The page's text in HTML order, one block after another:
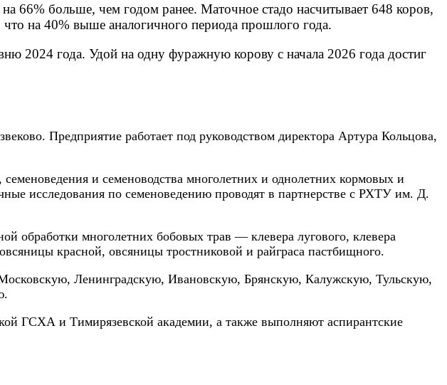
66% больше, чем годом ранее. Маточное стадо насчитывает 648 коров,
на 40% выше аналогичного периода прошлого года.
2024 года. Удой на одну фуражную корову с начала 2026 года достиг
Предприятие работает под руководством директора Артура Кольцова,
и семеноводства многолетних и однолетних кормовых и
исследования по семеноведению проводят в партнерстве с РХТУ им. Д.
обработки многолетних бобовых трав — клевера лугового, клевера
красной, овсяницы тростниковой и райграса пастбищного.
Ленинградскую, Ивановскую, Брянскую, Калужскую, Тульскую,
ГСХА и Тимирязевской академии, а также выполняют аспирантские